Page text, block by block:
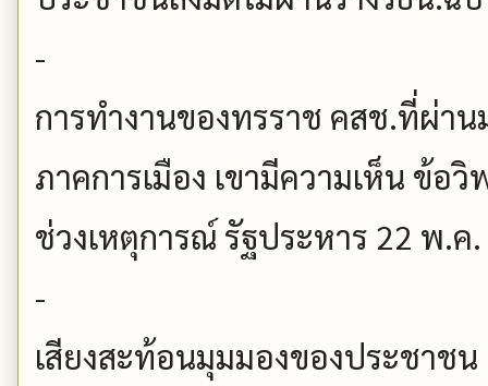
-
การทำงานของทรราช คสช.ที่ผ่า
ภาคการเมือง เขามีความเห็น ข้อ
ช่วงเหตุการณ์ รัฐประหาร 22 พ.ค
-
เสียงสะท้อนมุมมองของประชาชน